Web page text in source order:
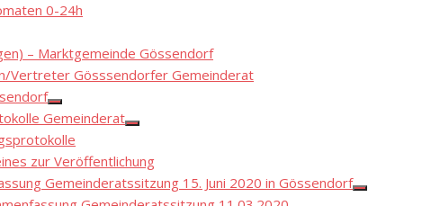
0-24h
– Marktgemeinde Gössendorf
Vertreter Gösssendorfer Gemeinderat
Show
sub
menu
Gemeinderat
Show
menu
zur Veröffentlichung
Gemeinderatssitzung 15. Juni 2020 in Gössendorf
Show